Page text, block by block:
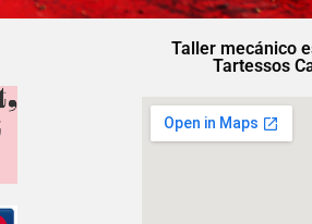
Taller mecánico
Tartessos